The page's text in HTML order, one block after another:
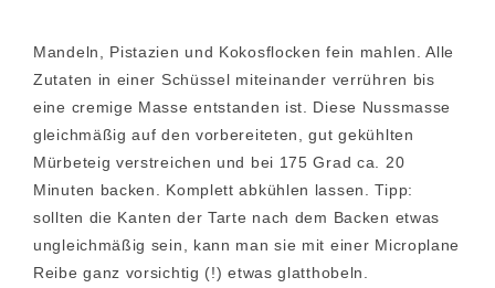
Mandeln, Pistazien und Kokosflocken fein mahlen. Alle
Zutaten in einer Schüssel miteinander verrühren bis
eine cremige Masse entstanden ist. Diese Nussmasse
gleichmäßig auf den vorbereiteten, gut gekühlten
Mürbeteig verstreichen und bei 175 Grad ca. 20
Minuten backen. Komplett abkühlen lassen. Tipp:
sollten die Kanten der Tarte nach dem Backen etwas
ungleichmäßig sein, kann man sie mit einer Microplane
Reibe ganz vorsichtig (!) etwas glatthobeln.